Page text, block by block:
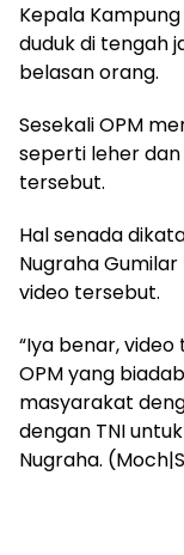
Kepala
duduk di tengah
belasan orang.
Sesekali OPM
seperti leher
tersebut.
Hal senada
Nugraha
video tersebut.
“Iya benar,
OPM yang
masyarakat
dengan TNI
Nugraha.